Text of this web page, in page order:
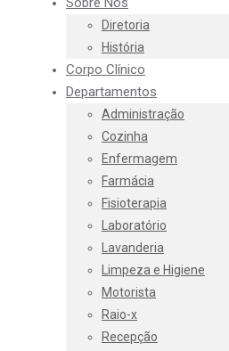
Diretoria
História
Corpo Clínico
Departamentos
Administração
Cozinha
Enfermagem
Farmácia
Fisioterapia
Laboratório
Lavanderia
Limpeza e Higiene
Motorista
Raio-x
Recepção